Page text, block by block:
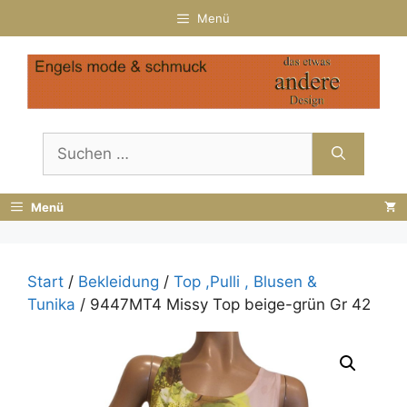
Inhalt
springen
Menü
nach:
Menü
Start / Bekleidung / Top ,Pulli , Blusen &
Tunika / 9447MT4 Missy Top beige-grün Gr 42